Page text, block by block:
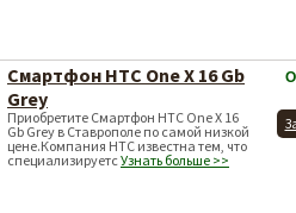
Смартфон HTC One X 16 Gb
Grey
Приобретите Смартфон HTC One X 16
Gb Grey в Ставрополе по самой низкой
цене.Компания HTC известна тем, что
специализируетсУзнать больше >>